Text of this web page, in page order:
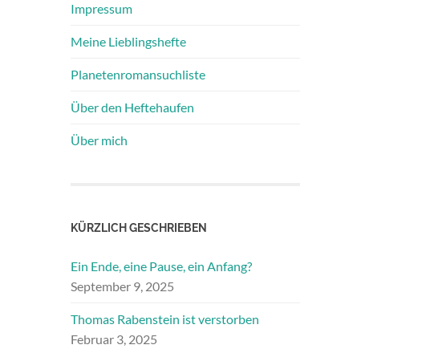
Impressum
Meine Lieblingshefte
Planetenromansuchliste
Über den Heftehaufen
Über mich
KÜRZLICH GESCHRIEBEN
Ein Ende, eine Pause, ein Anfang?
September 9, 2025
Thomas Rabenstein ist verstorben
Februar 3, 2025